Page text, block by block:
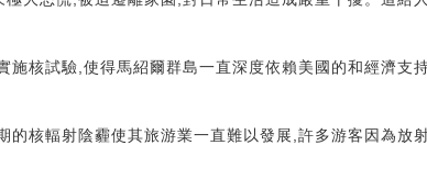
核試驗,使得馬紹爾群島一直深度依賴美國的和經濟支
核輻射陰霾使其旅游業一直難以發展,許多游客因為放